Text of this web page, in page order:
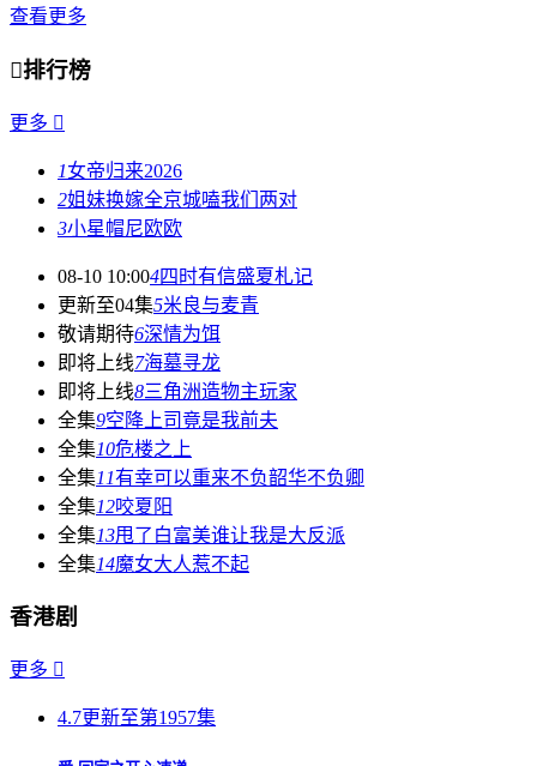
查看更多
排行榜
更多 
1女帝归来2026
2姐妹换嫁全京城嗑我们两对
3小星帽尼欧欧
08-10 10:004四时有信盛夏札记
更新至04集5米良与麦青
敬请期待6深情为饵
即将上线7海墓寻龙
即将上线8三角洲造物主玩家
全集9空降上司竟是我前夫
全集10危楼之上
全集11有幸可以重来不负韶华不负卿
全集12咬夏阳
全集13甩了白富美谁让我是大反派
全集14魔女大人惹不起
香港剧
更多 
4.7更新至第1957集